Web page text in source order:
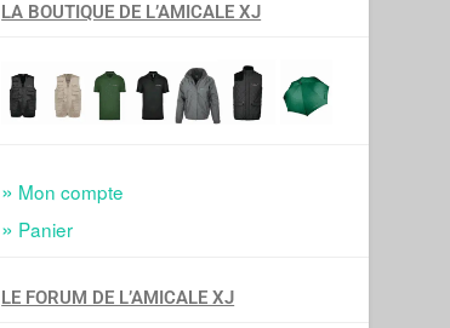
LA BOUTIQUE DE L’AMICALE XJ
Mon compte
Panier
LE FORUM DE L’AMICALE XJ